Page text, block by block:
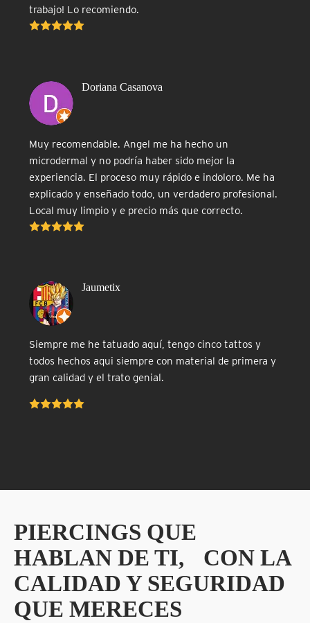
trabajo! Lo recomiendo.
Doriana Casanova
Muy recomendable. Angel me ha hecho un
microdermal y no podría haber sido mejor la
experiencia. El proceso muy rápido e indoloro. Me ha
explicado y enseñado todo, un verdadero profesional.
Local muy limpio y e precio más que correcto.
Jaumetix
Siempre me he tatuado aquí, tengo cinco tattos y
todos hechos aqui siempre con material de primera y
gran calidad y el trato genial.
PIERCINGS QUE
HABLAN DE TI, CON LA
CALIDAD Y SEGURIDAD
QUE MERECES